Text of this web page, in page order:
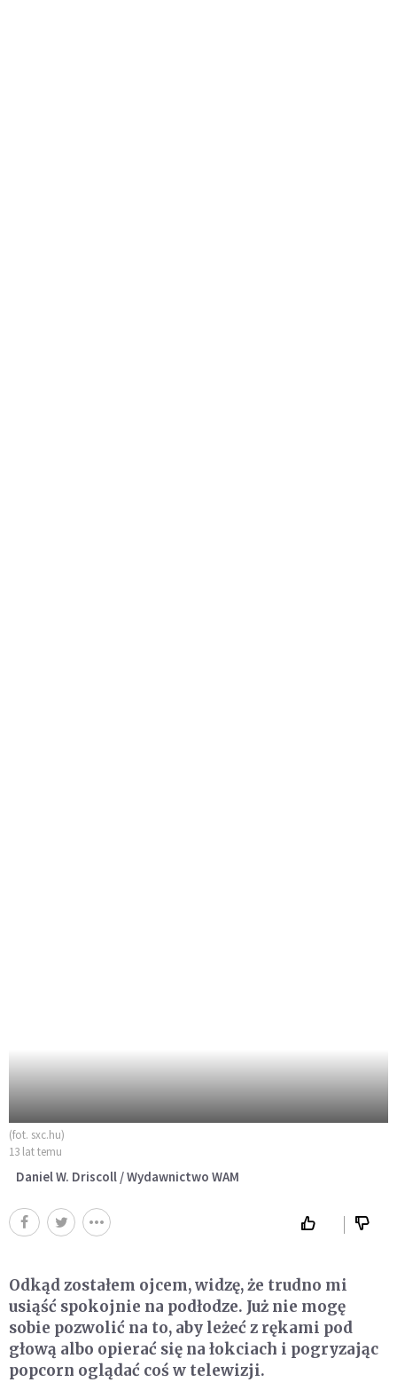
(fot. sxc.hu)
13 lat temu
Daniel W. Driscoll / Wydawnictwo WAM
Odkąd zostałem ojcem, widzę, że trudno mi
usiąść spokojnie na podłodze. Już nie mogę
sobie pozwolić na to, aby leżeć z rękami pod
głową albo opierać się na łokciach i pogryzając
popcorn oglądać coś w telewizji.